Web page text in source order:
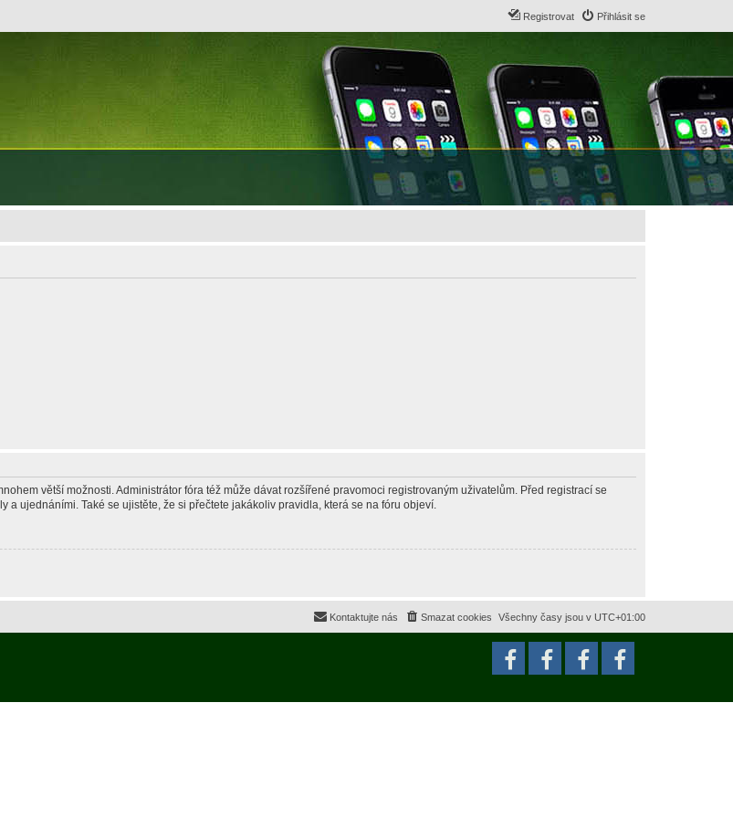
Přihlásit se
Registrovat
větší možnosti. Administrátor fóra též může dávat rozšířené pravomoci registrovaným uživatelům. Před registrací se
ujednáními. Také se ujistěte, že si přečtete jakákoliv pravidla, která se na fóru objeví.
Všechny časy jsou v UTC+01:00
Smazat cookies
Kontaktujte nás